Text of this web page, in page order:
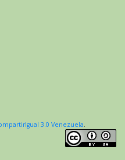
3.0 Venezuela